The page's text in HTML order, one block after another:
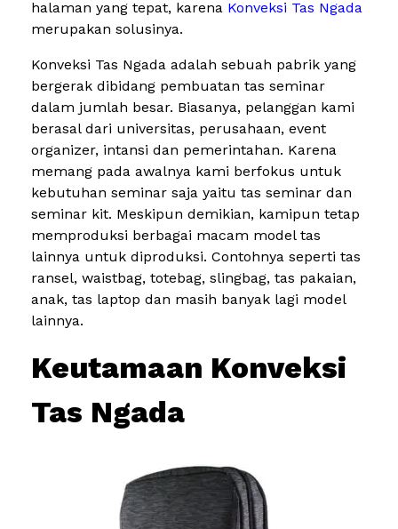
halaman yang tepat, karena Konveksi Tas Ngada
merupakan solusinya.
Konveksi Tas Ngada adalah sebuah pabrik yang
bergerak dibidang pembuatan tas seminar
dalam jumlah besar. Biasanya, pelanggan kami
berasal dari universitas, perusahaan, event
organizer, intansi dan pemerintahan. Karena
memang pada awalnya kami berfokus untuk
kebutuhan seminar saja yaitu tas seminar dan
seminar kit. Meskipun demikian, kamipun tetap
memproduksi berbagai macam model tas
lainnya untuk diproduksi. Contohnya seperti tas
ransel, waistbag, totebag, slingbag, tas pakaian,
anak, tas laptop dan masih banyak lagi model
lainnya.
Keutamaan Konveksi
Tas Ngada